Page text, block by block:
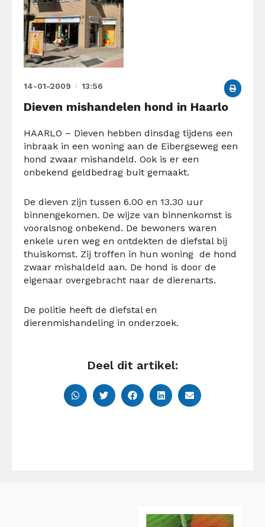
14-01-2009 13:56
Dieven mishandelen hond in Haarlo
HAARLO – Dieven hebben dinsdag tijdens een
inbraak in een woning aan de Eibergseweg een
hond zwaar mishandeld. Ook is er een
onbekend geldbedrag buit gemaakt.
De dieven zijn tussen 6.00 en 13.30 uur
binnengekomen. De wijze van binnenkomst is
vooralsnog onbekend. De bewoners waren
enkele uren weg en ontdekten de diefstal bij
thuiskomst. Zij troffen in hun woning de hond
zwaar mishaldeld aan. De hond is door de
eigenaar overgebracht naar de dierenarts.
De politie heeft de diefstal en
dierenmishandeling in onderzoek.
Deel dit artikel: